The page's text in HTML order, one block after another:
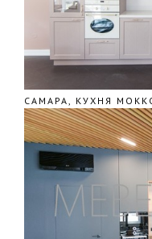
САМАРА, КУХНЯ